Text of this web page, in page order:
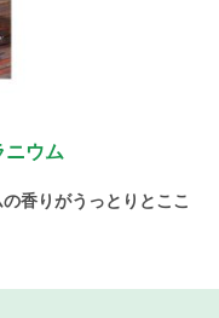
ウム
香りがうっとりとここ